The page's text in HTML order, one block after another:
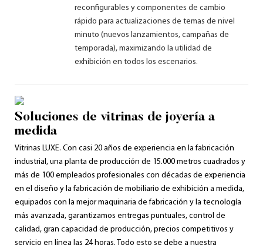
reconfigurables y componentes de cambio
rápido para actualizaciones de temas de nivel
minuto (nuevos lanzamientos, campañas de
temporada), maximizando la utilidad de
exhibición en todos los escenarios.
Soluciones de vitrinas de joyería a
medida
Vitrinas LUXE. Con casi 20 años de experiencia en la fabricación
industrial, una planta de producción de 15.000 metros cuadrados y
más de 100 empleados profesionales con décadas de experiencia
en el diseño y la fabricación de mobiliario de exhibición a medida,
equipados con la mejor maquinaria de fabricación y la tecnología
más avanzada, garantizamos entregas puntuales, control de
calidad, gran capacidad de producción, precios competitivos y
servicio en línea las 24 horas. Todo esto se debe a nuestra